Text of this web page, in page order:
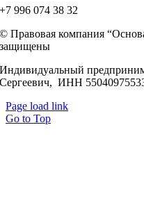
+7 996 074 38 32
© Правовая компания
защищены
Индивидуальный
Сергеевич, ИНН
Page load link
Go to Top